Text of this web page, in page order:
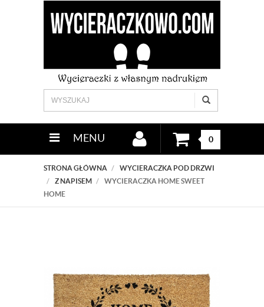
MENU 0
STRONA GŁÓWNA
WYCIERACZKA POD DRZWI
Z NAPISEM
WYCIERACZKA HOME SWEET
HOME